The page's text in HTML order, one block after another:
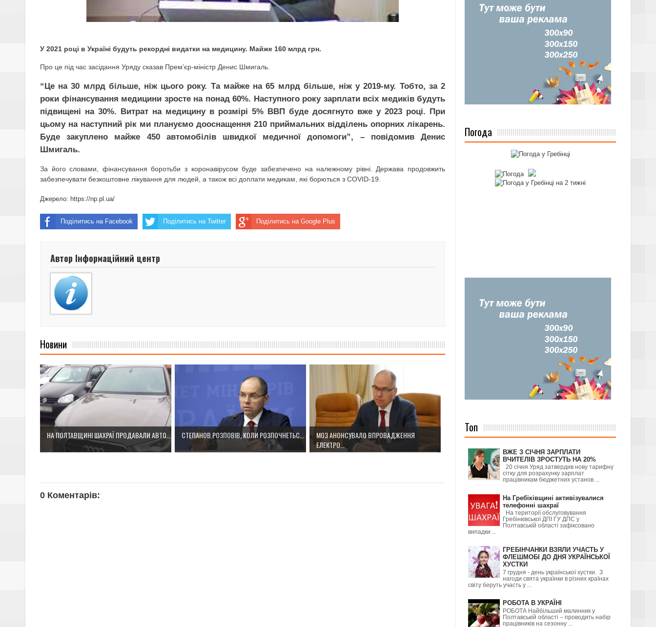
В УКРАЇНІ ОЧІКУЄТЬСЯ ПОТЕПЛІННЯ
ОБМОРОЖЕННЯ ТА ПЕРЕОХОЛОДЖЕННЯ: СИМПТОМИ ТА ПЕРША ДОПОМОГА
13-РІЧНИЙ ХЛОПЕЦЬ ЗГВАЛТУВАВ 5-РІЧНУ ДІВЧИНКУ
ПОЛІЦІЮ ГРЕБІНКІВСЬКОГО РАЙОНУ ОЧОЛИВ НОВИЙ КЕРІВНИК
НКРЕКП встановила нові тарифи на розподіл газу для користувачів Полтавської області
СКІЛЬКИ КОШТУВАТИМЕ РЕЄСТРАЦІЯ НОВОГО АВТО В 2021 РОЦІ
19 СІЧНЯ – ОСТАННІЙ ДЕНЬ РЕЄСТРАЦІЇ НА ПРОБНЕ ЗНО
19 СІЧНЯ – ХРЕЩЕННЯ ГОСПОДНЄ: НАРОДНІ ПРИКМЕТИ І ТРАДИЦІЇ
У ЗВ'ЯЗКУ З ПІДВИЩЕННЯМ ТАРИФІВ ВІДБУДЕТЬСЯ ПЕРЕРАХУНОК РОЗМІРІВ СУБСИДІЙ ТА ПІЛЬГ ЗА
У 2021 році в Україні будуть рекордні видатки на медицину. Майже 160 млрд грн.
Про це під час засідання Уряду сказав Прем’єр-міністр Денис Шмигаль.
“Це на 30 млрд більше, ніж цього року. Та майже на 65 млрд більше, ніж у 2019-му. Тобто, за 2
роки фінансування медицини зросте на понад 60%. Наступного року зарплати всіх медиків будуть
підвищені на 30%. Витрат на медицину в розмірі 5% ВВП буде досягнуто вже у 2023 році. При
цьому на наступний рік ми плануємо дооснащення 210 приймальних відділень опорних лікарень.
Буде закуплено майже 450 автомобілів швидкої медичної допомоги”, – повідомив Денис
Шмигаль.
За його словами, фінансування боротьби з коронавірусом буде забезпечено на належному рівні. Держава продовжить
забезпечувати безкоштовне лікування для людей, а також всі доплати медикам, які борються з COVID-19.
Джерело: https://np.pl.ua/
Поділитись на Facebook Поділитись на Twitter Поділитись на Google Plus
Автор Інформаційний центр
Новини
НА ПОЛТАВЩИНІ ШАХРАЇ ПРОДАВАЛИ АВТО... СТЕПАНОВ РОЗПОВІВ, КОЛИ РОЗПОЧНЕТЬС...
МОЗ АНОНСУВАЛО ВПРОВАДЖЕННЯ
ЕЛЕКТРО...
0 Коментарів:
Погода
Топ
ВЖЕ З СІЧНЯ ЗАРПЛАТИ
ВЧИТЕЛІВ ЗРОСТУТЬ НА 20%
20 січня Уряд затвердив нову тарифну
сітку для розрахунку зарплат
працівникам бюджетних установ ...
На Гребіківщині активізувалися
телефонні шахраї
На території обслуговування
Гребінківської ДПІ ГУ ДПС у
Полтавській області зафіксовано
випадки ...
ГРЕБІНЧАНКИ ВЗЯЛИ УЧАСТЬ У
ФЛЕШМОБІ ДО ДНЯ УКРАЇНСЬКОЇ
ХУСТКИ
7 грудня - день української хустки. З
нагоди свята українки в різних країнах
світу беруть участь у ...
РОБОТА В УКРАЇНІ
РОБОТА Найбільший малинник у
Полтавській області – проводить набір
працівників на сезонну ...